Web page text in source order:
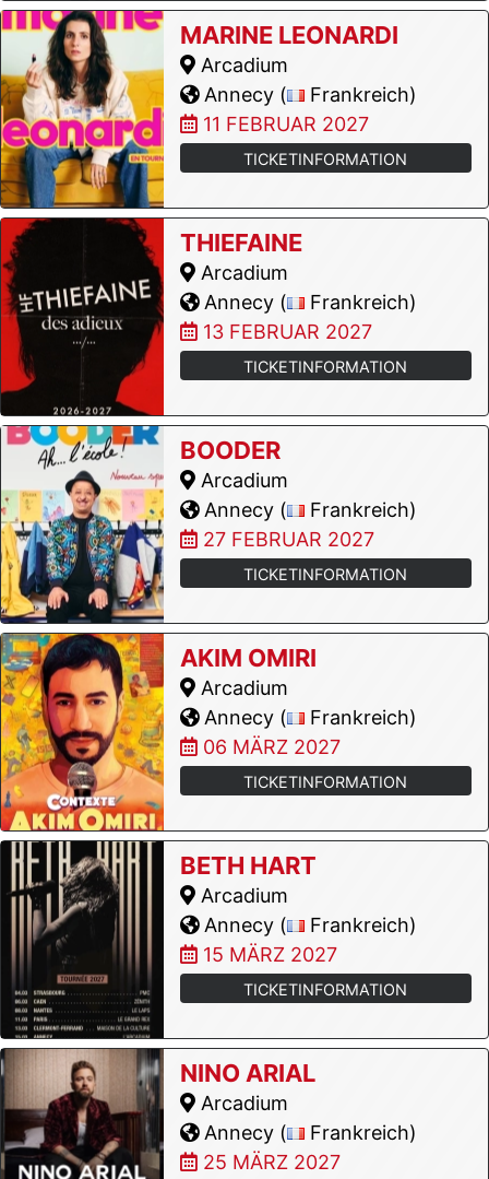
MARINE LEONARDI
Arcadium
Annecy (
Frankreich)
11 FEBRUAR 2027
TICKETINFORMATION
THIEFAINE
Arcadium
Annecy (
Frankreich)
13 FEBRUAR 2027
TICKETINFORMATION
BOODER
Arcadium
Annecy (
Frankreich)
27 FEBRUAR 2027
TICKETINFORMATION
AKIM OMIRI
Arcadium
Annecy (
Frankreich)
06 MÄRZ 2027
TICKETINFORMATION
BETH HART
Arcadium
Annecy (
Frankreich)
15 MÄRZ 2027
TICKETINFORMATION
NINO ARIAL
Arcadium
Annecy (
Frankreich)
25 MÄRZ 2027